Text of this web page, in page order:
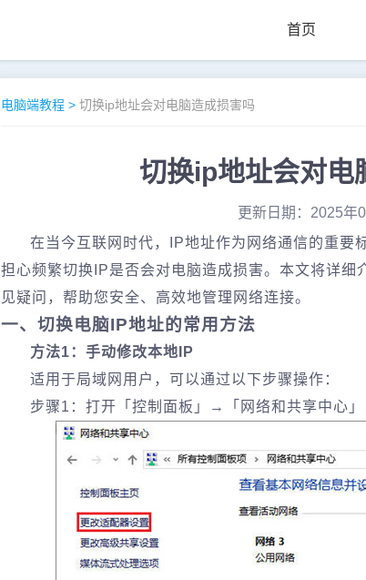
首页
电脑端教程 > 切换ip地址会对电脑造成损害吗
切换ip地址会对电
更新日期：2025年
在当今互联网时代，IP地址作为网络通信的重要
担心频繁切换IP是否会对电脑造成损害。本文将详细
见疑问，帮助您安全、高效地管理网络连接。
一、切换电脑IP地址的常用方法‌
方法1：手动修改本地IP
适用于局域网用户，可以通过以下步骤操作：
步骤1：打开「控制面板」→「网络和共享中心